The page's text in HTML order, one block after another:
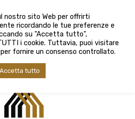
080 3759025
nostro sito Web per offrirti
ricordando le tue preferenze e
su "Accetta tutto",
i cookie. Tuttavia, puoi visitare
fornire un consenso controllato.
Accetta tutto